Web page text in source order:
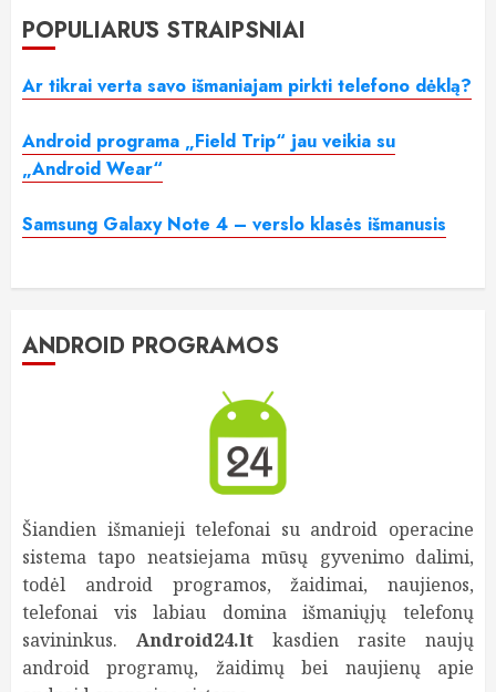
POPULIARŪS STRAIPSNIAI
Ar tikrai verta savo išmaniajam pirkti telefono dėklą?
Android programa „Field Trip“ jau veikia su
„Android Wear“
Samsung Galaxy Note 4 – verslo klasės išmanusis
ANDROID PROGRAMOS
Šiandien išmanieji telefonai su android operacine
sistema tapo neatsiejama mūsų gyvenimo dalimi,
todėl android programos, žaidimai, naujienos,
telefonai vis labiau domina išmaniųjų telefonų
savininkus. Android24.lt kasdien rasite naujų
android programų, žaidimų bei naujienų apie